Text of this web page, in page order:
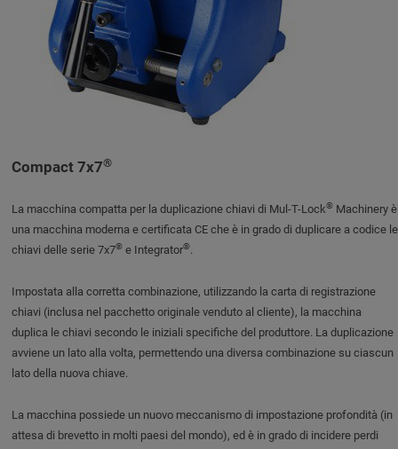
Compact 7x7®
La macchina compatta per la duplicazione chiavi di Mul-T-Lock®Machinery è
una macchina moderna e certificata CE che è in grado di duplicare a codice le
chiavi delle serie 7x7®e Integrator®.
Impostata alla corretta combinazione, utilizzando la carta di registrazione
chiavi (inclusa nel pacchetto originale venduto al cliente), la macchina
duplica le chiavi secondo le iniziali specifiche del produttore. La duplicazione
avviene un lato alla volta, permettendo una diversa combinazione su ciascun
lato della nuova chiave.
La macchina possiede un nuovo meccanismo di impostazione profondità (in
attesa di brevetto in molti paesi del mondo), ed è in grado di incidere perdi